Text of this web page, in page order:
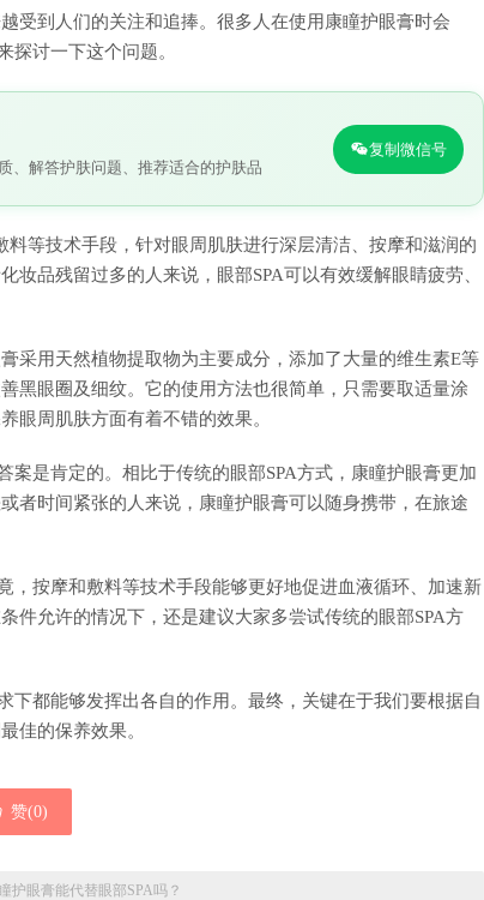
受到人们的关注和追捧。很多人在使用康瞳护眼膏时会
探讨一下这个问题。
、解答护肤问题、推荐适合的护肤品
复制微信号
等技术手段，针对眼周肌肤进行深层清洁、按摩和滋润的
品残留过多的人来说，眼部SPA可以有效缓解眼睛疲劳、
采用天然植物提取物为主要成分，添加了大量的维生素E等
黑眼圈及细纹。它的使用方法也很简单，只需要取适量涂
眼周肌肤方面有着不错的效果。
是肯定的。相比于传统的眼部SPA方式，康瞳护眼膏更加
者时间紧张的人来说，康瞳护眼膏可以随身携带，在旅途
，按摩和敷料等技术手段能够更好地促进血液循环、加速新
件允许的情况下，还是建议大家多尝试传统的眼部SPA方
下都能够发挥出各自的作用。最终，关键在于我们要根据自
佳的保养效果。
赞(0)
护眼膏能代替眼部SPA吗？